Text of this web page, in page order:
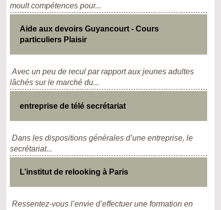
moult compétences pour...
Aide aux devoirs Guyancourt - Cours
particuliers Plaisir
Avec un peu de recul par rapport aux jeunes adultes
lâchés sur le marché du...
entreprise de télé secrétariat
Dans les dispositions générales d’une entreprise, le
secrétariat...
L’institut de relooking à Paris
Ressentez-vous l’envie d’effectuer une formation en